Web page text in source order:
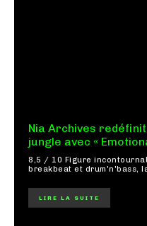
Nia Archives
jungle avec «
8,5 / 10 Figure incontournable du renouveau de la scène
breakbeat et drum'n'bass,
LIRE LA SUITE